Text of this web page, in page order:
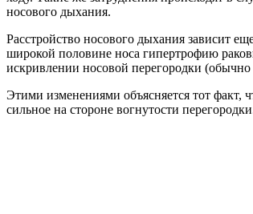
носового дыхания.
Расстройство носового дыхания зависит
широкой половине носа гипертрофию
искривлении носовой перегородки
Этими изменениями объясняется тот факт,
сильное на стороне вогнутости